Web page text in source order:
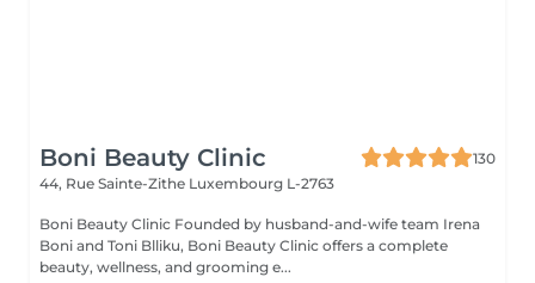
Boni Beauty Clinic
130
44, Rue Sainte-Zithe Luxembourg L-2763
Boni Beauty Clinic Founded by husband-and-wife team Irena
Boni and Toni Blliku, Boni Beauty Clinic offers a complete
beauty, wellness, and grooming e...